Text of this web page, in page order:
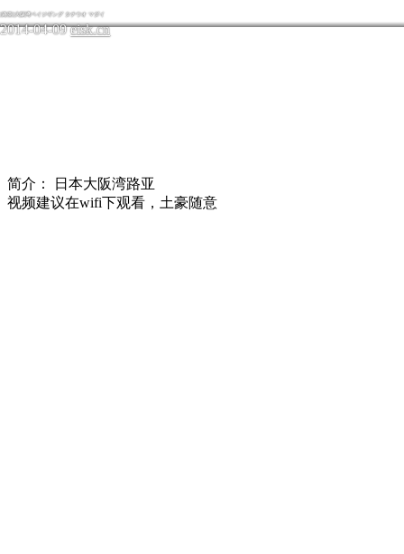
[路亚]大阪湾ベイジギング タチウオ マダイ
2014-04-09 eisk.cn
简介：
日本大阪湾路亚
视频建议在wifi下观看，土豪随意